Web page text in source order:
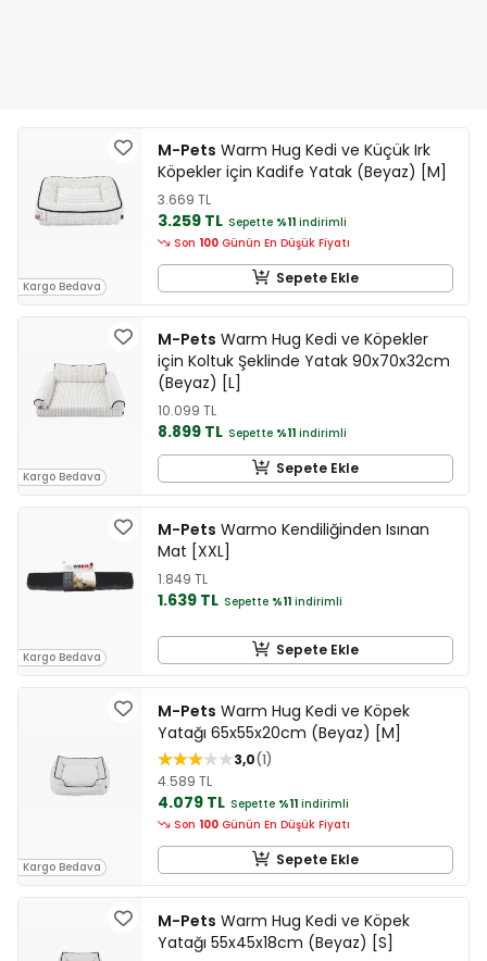
Kargo Bedava
M-Pets Warm Hug Kedi ve Küçük Irk
Köpekler için Kadife Yatak (Beyaz) [M]
3.669 TL
3.259 TL Sepette %11 indirimli
Son 100 Günün En Düşük Fiyatı
Sepete Ekle
Kargo Bedava
M-Pets Warm Hug Kedi ve Köpekler
için Koltuk Şeklinde Yatak 90x70x32cm
(Beyaz) [L]
10.099 TL
8.899 TL Sepette %11 indirimli
Sepete Ekle
Kargo Bedava
M-Pets Warmo Kendiliğinden Isınan
Mat [XXL]
1.849 TL
1.639 TL Sepette %11 indirimli
Sepete Ekle
Kargo Bedava
M-Pets Warm Hug Kedi ve Köpek
Yatağı 65x55x20cm (Beyaz) [M]
3,0 1
4.589 TL
4.079 TL Sepette %11 indirimli
Son 100 Günün En Düşük Fiyatı
Sepete Ekle
M-Pets Warm Hug Kedi ve Köpek
Yatağı 55x45x18cm (Beyaz) [S]